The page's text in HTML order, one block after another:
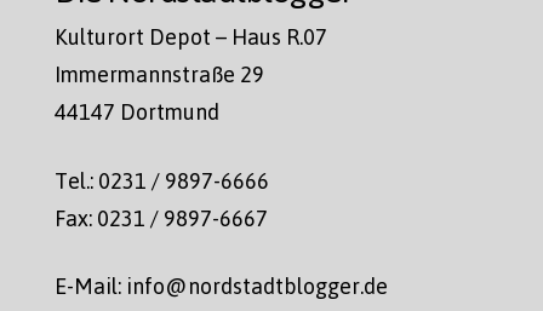
Kulturort Depot – Haus R.07
Immermannstraße 29
44147 Dortmund
Tel.: 0231 / 9897-6666
Fax: 0231 / 9897-6667
E-Mail: info@nordstadtblogger.de